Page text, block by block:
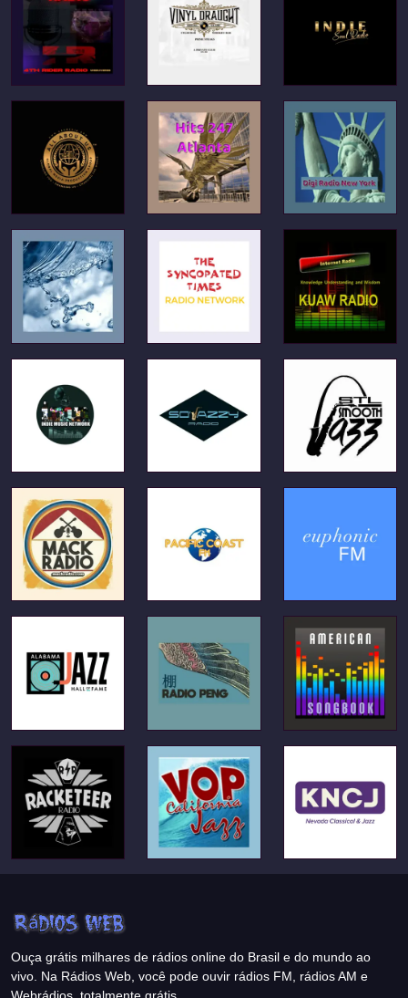
Ouça grátis milhares de rádios online do Brasil e do mundo ao
vivo. Na Rádios Web, você pode ouvir rádios FM, rádios AM e